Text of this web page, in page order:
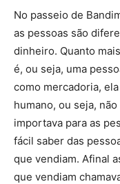
No passeio de
as pessoas são
dinheiro. Quanto
é, ou seja, uma
como mercadoria,
humano, ou seja,
importava para as
fácil saber das
que vendiam. Afinal
que vendiam